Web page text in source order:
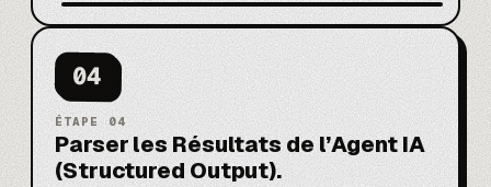
04
ÉTAPE 04
Parser les Résultats de l’Agent IA
(Structured Output).